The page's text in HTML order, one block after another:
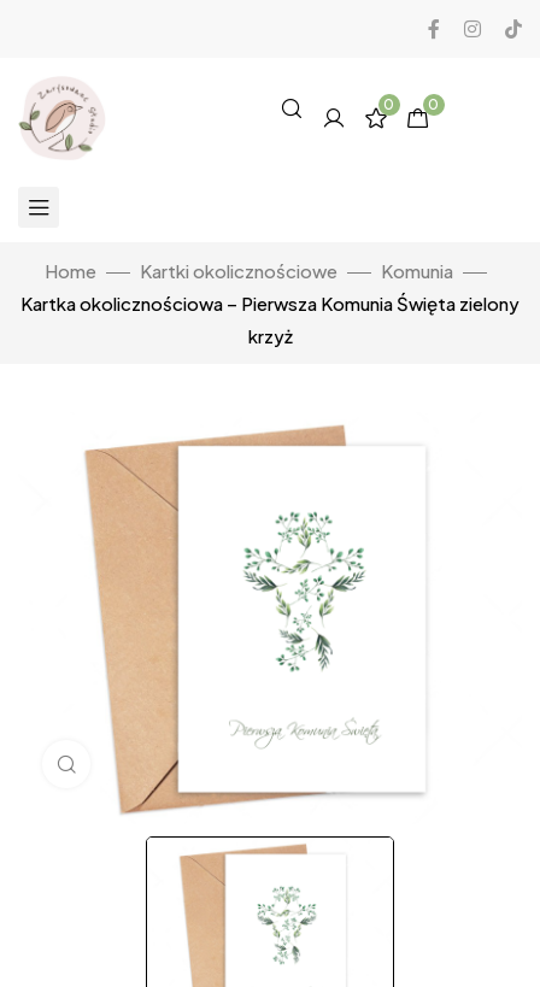
0 0
Home Kartki okolicznościowe
Komunia
Kartka okolicznościowa – Pierwsza Komunia Święta zielony
krzyż
Click to enlarge